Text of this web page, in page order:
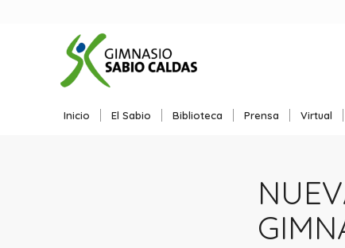
Inicio El Sabio Biblioteca Prensa Virtual